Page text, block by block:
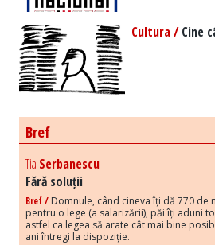
Cultura /Cine
Bref
Tia Serbanescu
Fără soluții
Bref / Domnule, când cineva îți dă 770 de
pentru o lege (a salarizării), păi îți aduni
astfel ca legea să arate cât mai bine
ani întregi la dispoziție.